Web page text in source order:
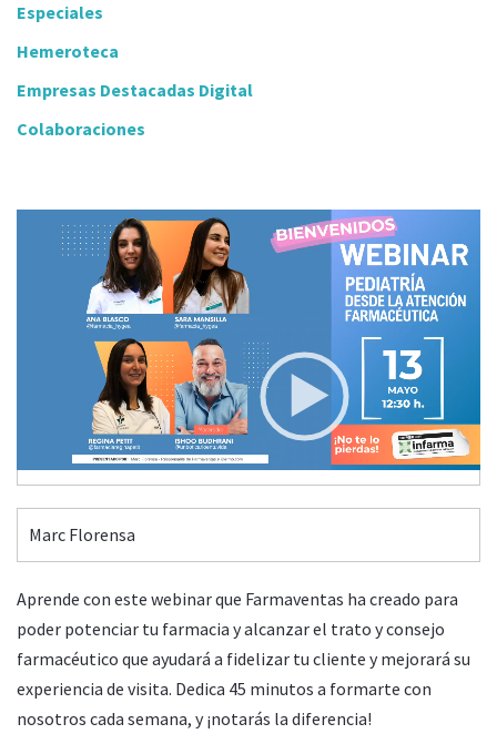
Especiales
Hemeroteca
Empresas Destacadas Digital
Colaboraciones
PEDIATRÍA DESDE LA ATENCIÓN FARMACÉUTICA
Martes, 13 Mayo 2025 12:30
Marc Florensa
Player
00:00 20:44
Aprende con este webinar que Farmaventas ha creado para
poder potenciar tu farmacia y alcanzar el trato y consejo
farmacéutico que ayudará a fidelizar tu cliente y mejorará su
experiencia de visita. Dedica 45 minutos a formarte con
nosotros cada semana, y ¡notarás la diferencia!